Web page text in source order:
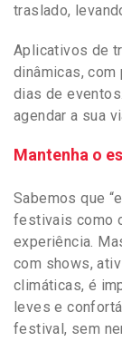
traslado,
Aplicativos de
dinâmicas,
dias de
agendar a sua
Mantenha o
Sabemos que
festivais como
experiência.
com shows,
climáticas, é
leves e
festival, sem